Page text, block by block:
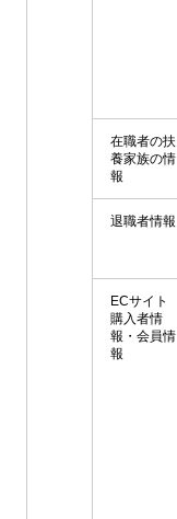
在職者の扶
養家族の情
報
退職者情報
ECサイト
購入者情
報・会員情
報